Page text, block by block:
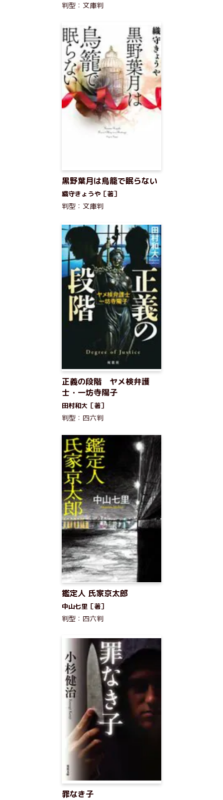
判型：文庫判
黒野葉月は鳥籠で眠らない
織守きょうや［著］
判型：文庫判
正義の段階 ヤメ検弁護
士・一坊寺陽子
田村和大［著］
判型：四六判
鑑定人 氏家京太郎
中山七里［著］
判型：四六判
罪なき子